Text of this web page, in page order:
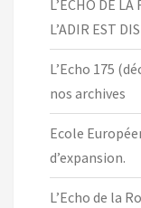
L’ECHO DE
L’ADIR EST
L’Echo 175
nos archives
Ecole
d’expansion.
L’Echo de la